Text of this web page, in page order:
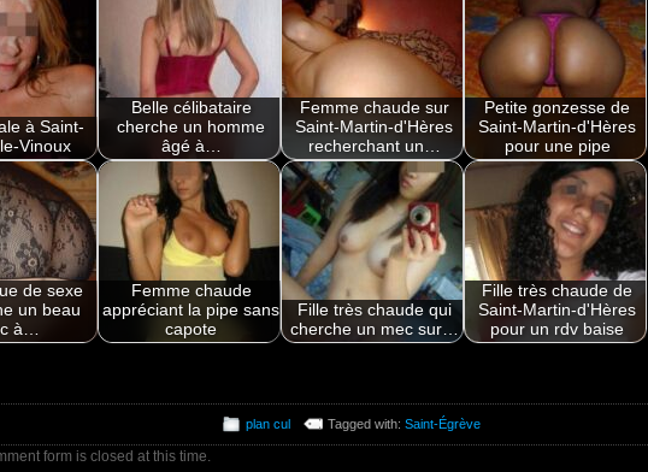
à Saint-
Vinoux
Belle célibataire
cherche un homme
âgé à…
Femme chaude sur
Saint-Martin-d'Hères
recherchant un…
Petite gonzesse de
Saint-Martin-d'Hères
pour une pipe
de sexe
un beau
à…
Femme chaude
appréciant la pipe sans
capote
Fille très chaude qui
cherche un mec sur…
Fille très chaude de
Saint-Martin-d'Hères
pour un rdv baise
plan cul Tagged with: Saint-Égrève
form is closed at this time.